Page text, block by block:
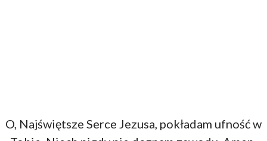
O, Najświętsze Serce Jezusa, pokładam ufność w